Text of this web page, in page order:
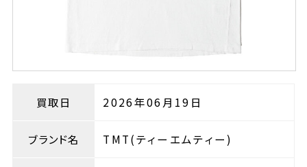
買取日 2026年06月19日
ブランド名 TMT(ティーエムティー)